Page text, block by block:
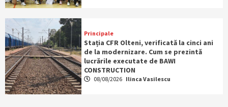
Principale
Stația CFR Olteni, verificată la cinci ani
de la modernizare. Cum se prezintă
lucrările executate de BAWI
CONSTRUCTION
08/08/2026 Ilinca Vasilescu